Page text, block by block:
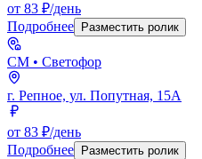
от 83 ₽/день
Подробнее
Разместить ролик
СМ • Светофор
г. Репное, ул. Попутная, 15А
от 83 ₽/день
Подробнее
Разместить ролик